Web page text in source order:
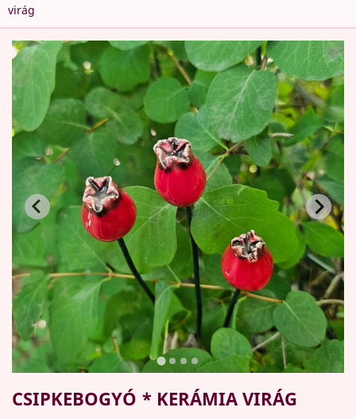
virág
CSIPKEBOGYÓ * KERÁMIA VIRÁG